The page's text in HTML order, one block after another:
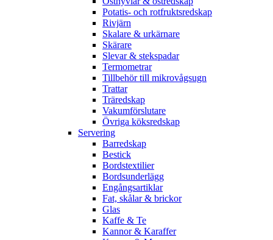
Potatis- och rotfruktsredskap
Rivjärn
Skalare & urkärnare
Skärare
Slevar & stekspadar
Termometrar
Tillbehör till mikrovågsugn
Trattar
Träredskap
Vakumförslutare
Övriga köksredskap
Servering
Barredskap
Bestick
Bordstextilier
Bordsunderlägg
Engångsartiklar
Fat, skålar & brickor
Glas
Kaffe & Te
Kannor & Karaffer